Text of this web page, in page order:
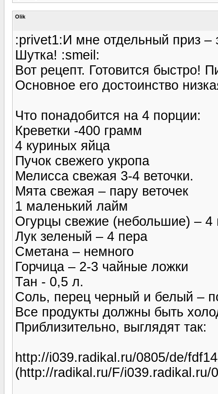
Olik
:privet1:И мне отдельный приз –
Шутка! :smeil:
Вот рецепт. Готовится быстро!
Основное его достоинство
Что понадобится на 4 порции:
Креветки -400 грамм
4 куриных яйца
Пучок свежего укропа
Мелисса свежая 3-4 веточки.
Мята свежая – пару веточек
1 маленький лайм
Огурцы свежие (небольшие) – 4
Лук зеленый – 4 пера
Сметана – немного
Горчица – 2-3 чайные ложки
Тан - 0,5 л.
Соль, перец черный и белый –
Все продукты должны быть
Приблизительно, выглядят так:
http://i039.radikal.ru/0805/de/
(http://radikal.ru/F/i039.radikal.ru/